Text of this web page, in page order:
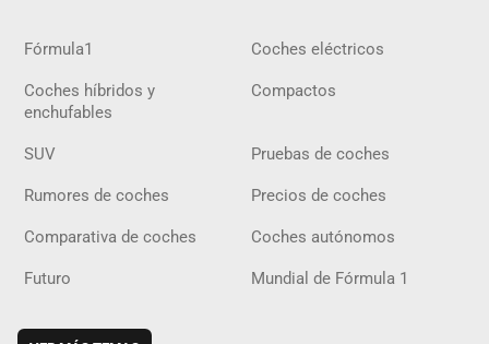
Fórmula1 Coches eléctricos
Coches híbridos y
enchufables
Compactos
SUV Pruebas de coches
Rumores de coches Precios de coches
Comparativa de coches Coches autónomos
Futuro Mundial de Fórmula 1